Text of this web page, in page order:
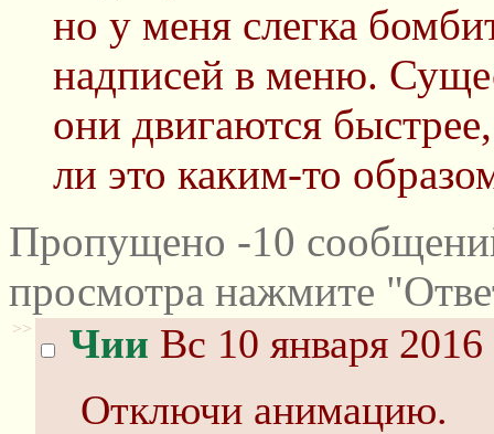
но у меня слегка
надписей в меню.
они двигаются
ли это каким-то
Пропущено -10
просмотра нажмите
>> Чии Вс 10 января
Отключи анимацию.